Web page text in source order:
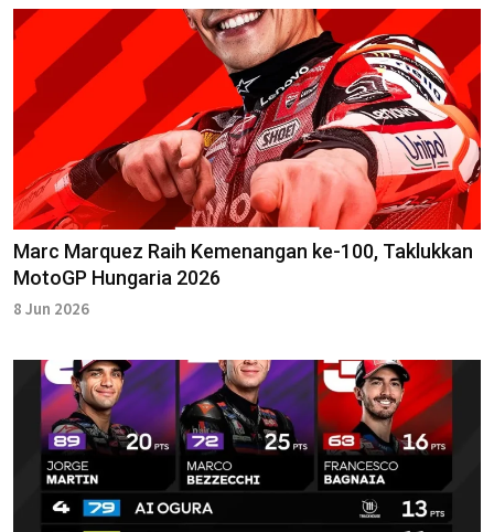
Marc Marquez Raih Kemenangan ke-100, Taklukkan
MotoGP Hungaria 2026
8 Jun 2026